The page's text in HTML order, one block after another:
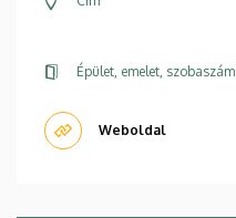
Épület, emelet, szobaszám
Weboldal